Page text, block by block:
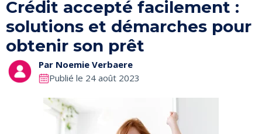
Crédit accepté facilement :
solutions et démarches pour
obtenir son prêt
Par Noemie Verbaere
Publié le 24 août 2023